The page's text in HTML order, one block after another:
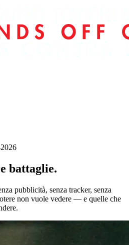
battaglie.
pubblicità, senza tracker, senza
non vuole vedere — e quelle che